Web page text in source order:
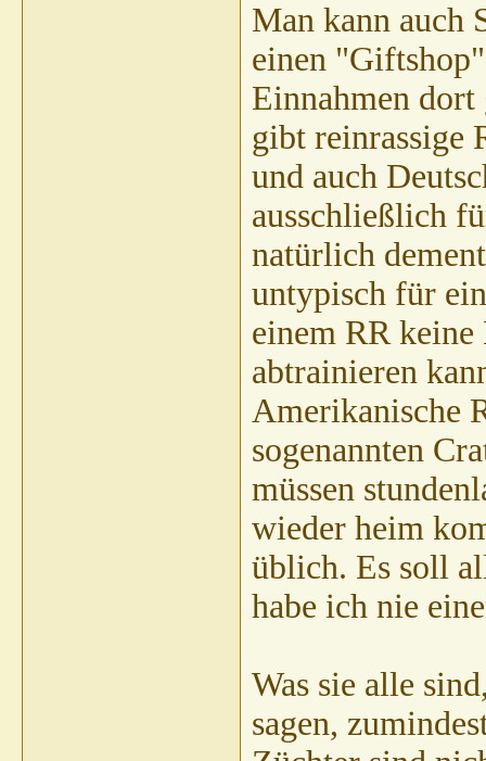
Man kann auch
einen
Einnahmen dort
gibt reinrassige
und auch
ausschließlich
natürlich
untypisch für
einem RR keine
abtrainieren
Amerikanische
sogenannten
müssen
wieder heim
üblich. Es soll
habe ich nie
Was sie alle
sagen,